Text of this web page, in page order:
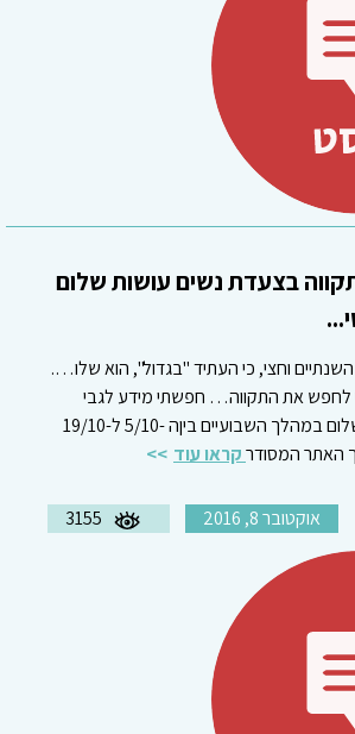
בצעדת נשים עושות שלום
וחצי, כי העתיד "בגדול", הוא שלו….
לחפש את התקווה… חפשתי מידע לגבי
צעדת נשים עושות שלום במהלך השבועיים ביןה -5/10 ל-19/10
האתר המסודרקראו עוד
אוקטובר 8, 2016 3155